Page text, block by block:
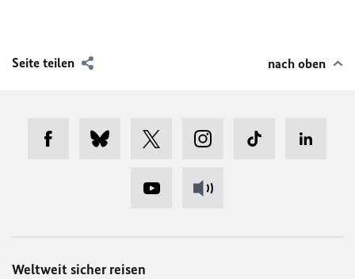
Seite teilen nach oben
Weltweit sicher reisen